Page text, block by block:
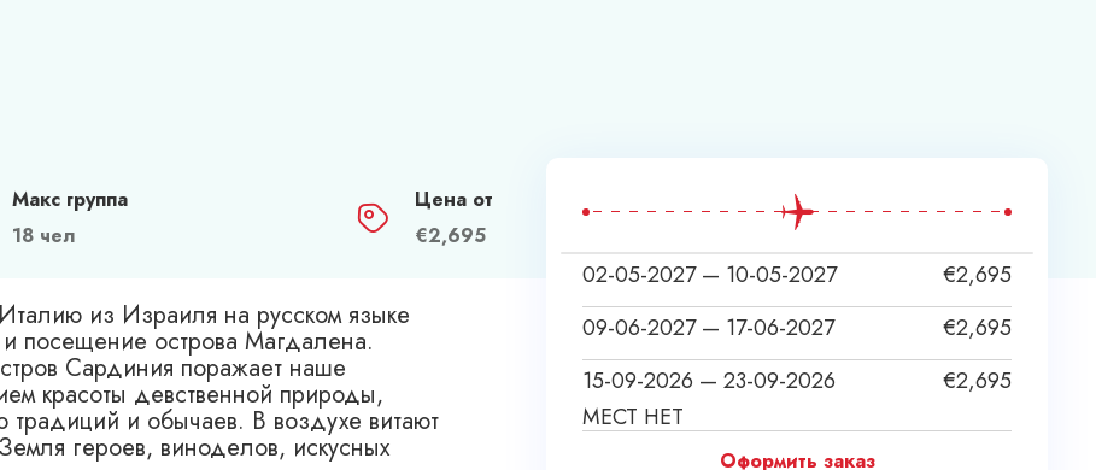
Макс группа
18 чел
Цена от
€2,695
из Израиля на русском языке
посещение острова Магдалена.
Сардиния поражает наше
красоты девственной природы,
традиций и обычаев. В воздухе витают
героев, виноделов, искусных
€2,695
02-05-2027 — 10-05-2027
€2,695
09-06-2027 — 17-06-2027
€2,695
15-09-2026 — 23-09-2026
МЕСТ НЕТ
Оформить заказ